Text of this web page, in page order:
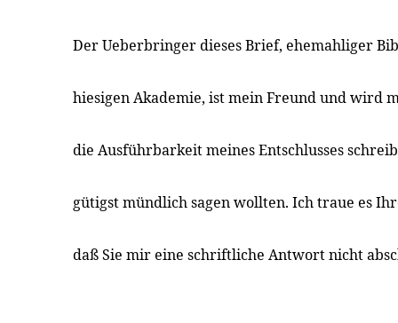
Der Ueberbringer dieses Brief, ehemahliger
hiesigen Akademie, ist mein Freund und wird
die Ausführbarkeit meines Entschlusses
gütigst mündlich sagen wollten. Ich traue es
daß Sie mir eine schriftliche Antwort nicht